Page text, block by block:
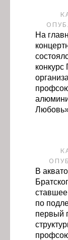
На
В
по
первый